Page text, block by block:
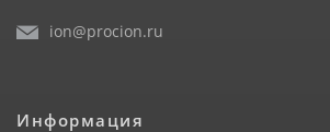
ion@procion.ru
Информация